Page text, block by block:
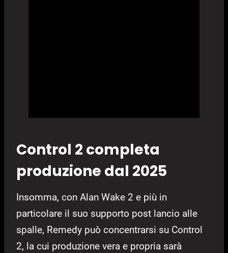
Control 2 completa
produzione dal 2025
Insomma, con Alan Wake 2 e più in
particolare il suo supporto post lancio alle
spalle, Remedy può concentrarsi su Control
2, la cui produzione vera e propria sarà